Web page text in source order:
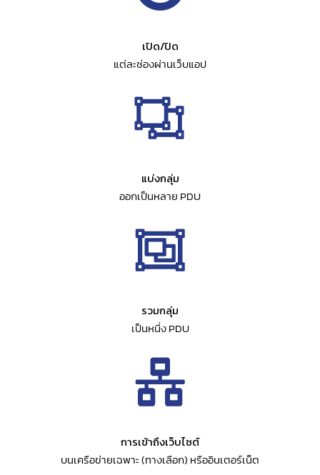
เปิด/ปิด
แต่ละช่องผ่านเว็บแอป
แบ่งกลุ่ม
ออกเป็นหลาย PDU
รวมกลุ่ม
เป็นหนึ่ง PDU
การเข้าถึงเว็บไซต์
บนเครือข่ายเฉพาะ (ทางเลือก) หรืออินเตอร์เน็ต